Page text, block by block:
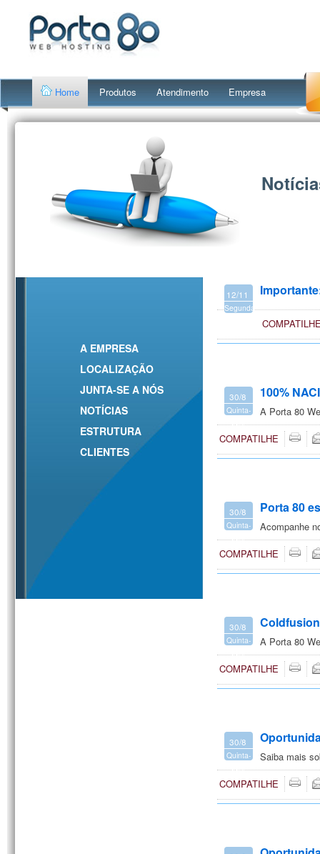
Home Produtos Atendimento Empresa
A EMPRESA
LOCALIZAÇÃO
JUNTA-SE A NÓS
NOTÍCIAS
ESTRUTURA
CLIENTES
12/11
Segunda-
30/8
Quinta-
feira
100%
A Porta 80
COMPATILHE
30/8
Quinta-
feira
Porta 80
Acompanhe
COMPATILHE
30/8
Quinta-
feira
A Porta 80
COMPATILHE
30/8
Quinta-
feira
Saiba mais
COMPATILHE